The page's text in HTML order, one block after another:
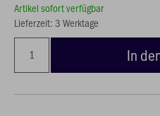
Artikel sofort verfügbar
Lieferzeit: 3 Werktage
In